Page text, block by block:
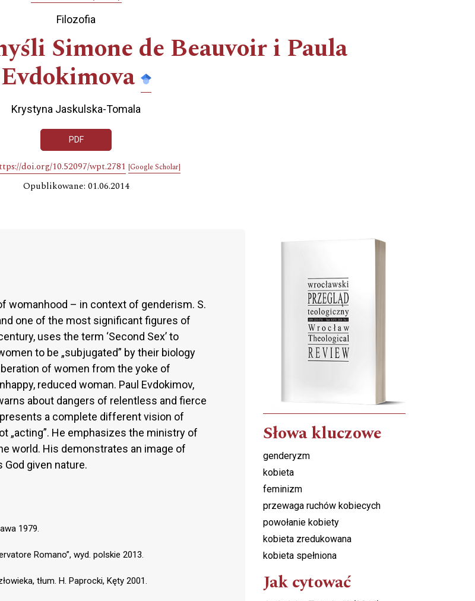
Filozofia
Simone de Beauvoir i Paula
Evdokimova
Krystyna Jaskulska-Tomala
PDF
doi.org/10.52097/wpt.2781 [Google Scholar]
Opublikowane: 01.06.2014
– in context of genderism. S.
one of the most significant figures of
uses the term ‘Second Sex’ to
to be „subjugated” by their biology
of women from the yoke of
reduced woman. Paul Evdokimov,
about dangers of relentless and fierce
a complete different vision of
„acting”. He emphasizes the ministry of
world. His demonstrates an image of
God given nature.
1979.
Romano”, wyd. polskie 2013.
tłum. H. Paprocki, Kęty 2001.
Cover image
Słowa kluczowe
genderyzm
kobieta
feminizm
przewaga ruchów kobiecych
powołanie kobiety
kobieta zredukowana
kobieta spełniona
Jak cytować